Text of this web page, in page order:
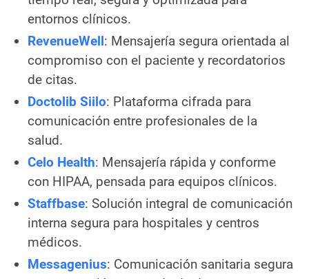
entornos clínicos.
RevenueWell: Mensajería segura orientada al
compromiso con el paciente y recordatorios
de citas.
Doctolib Siilo: Plataforma cifrada para
comunicación entre profesionales de la
salud.
Celo Health: Mensajería rápida y conforme
con HIPAA, pensada para equipos clínicos.
Staffbase: Solución integral de comunicación
interna segura para hospitales y centros
médicos.
Messagenius: Comunicación sanitaria segura